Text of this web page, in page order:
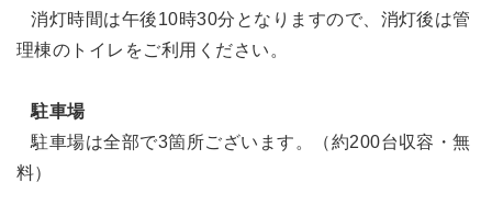
消灯時間は午後10時30分となりますので、消灯後は管
理棟のトイレをご利用ください。
駐車場
駐車場は全部で3箇所ございます。（約200台収容・無
料）